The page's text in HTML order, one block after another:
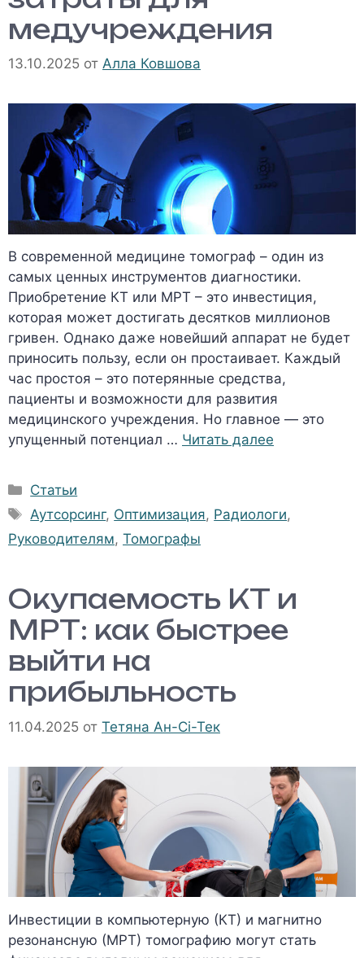
медучреждения
13.10.2025 от Алла Ковшова
В современной медицине томограф – один из
самых ценных инструментов диагностики.
Приобретение КТ или МРТ – это инвестиция,
которая может достигать десятков миллионов
гривен. Однако даже новейший аппарат не будет
приносить пользу, если он простаивает. Каждый
час простоя – это потерянные средства,
пациенты и возможности для развития
медицинского учреждения. Но главное — это
упущенный потенциал … Читать далее
Рубрики
Статьи
Метки
Аутсорсинг, Оптимизация, Радиологи,
Руководителям, Томографы
Окупаемость КТ и
МРТ: как быстрее
выйти на
прибыльность
11.04.2025 от Тетяна Ан-Сі-Тек
Инвестиции в компьютерную (КТ) и магнитно
резонансную (МРТ) томографию могут стать